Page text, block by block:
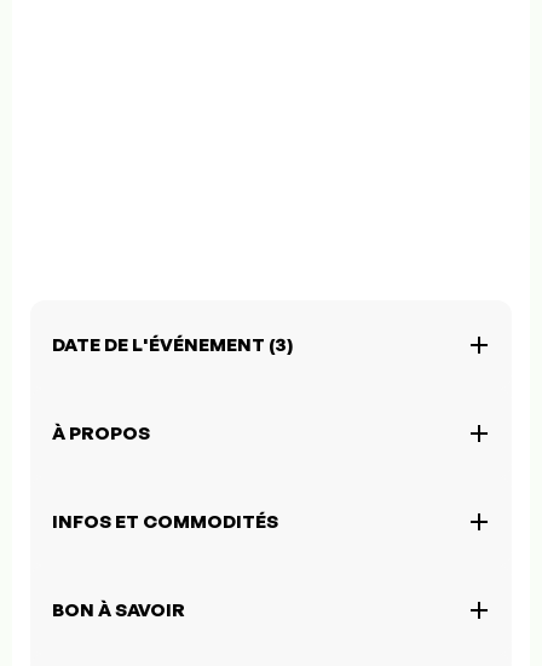
DATE DE L'ÉVÉNEMENT (3)
À PROPOS
INFOS ET COMMODITÉS
BON À SAVOIR